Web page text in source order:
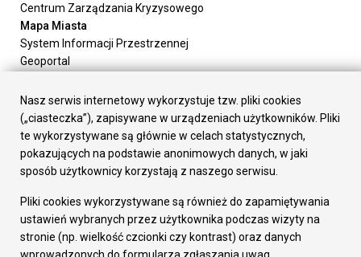
Centrum Zarządzania Kryzysowego
Mapa Miasta
System Informacji Przestrzennej
Geoportal
Załatw sprawę
Prezydent Miasta
Rada Miasta
Wydziały
Elektroniczna Skrzynka Podawcza
Gospodarka
Fundusze europejskie
Środki krajowe
Nasz serwis internetowy wykorzystuje tzw. pliki cookies
(„ciasteczka”), zapisywane w urządzeniach użytkowników. Pliki
te wykorzystywane są głównie w celach statystycznych,
pokazujących na podstawie anonimowych danych, w jaki
sposób użytkownicy korzystają z naszego serwisu.
Pliki cookies wykorzystywane są również do zapamiętywania
ustawień wybranych przez użytkownika podczas wizyty na
stronie (np. wielkość czcionki czy kontrast) oraz danych